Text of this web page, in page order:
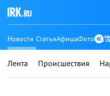
Новости СтатьиАфишаФото
Лента Происшествия